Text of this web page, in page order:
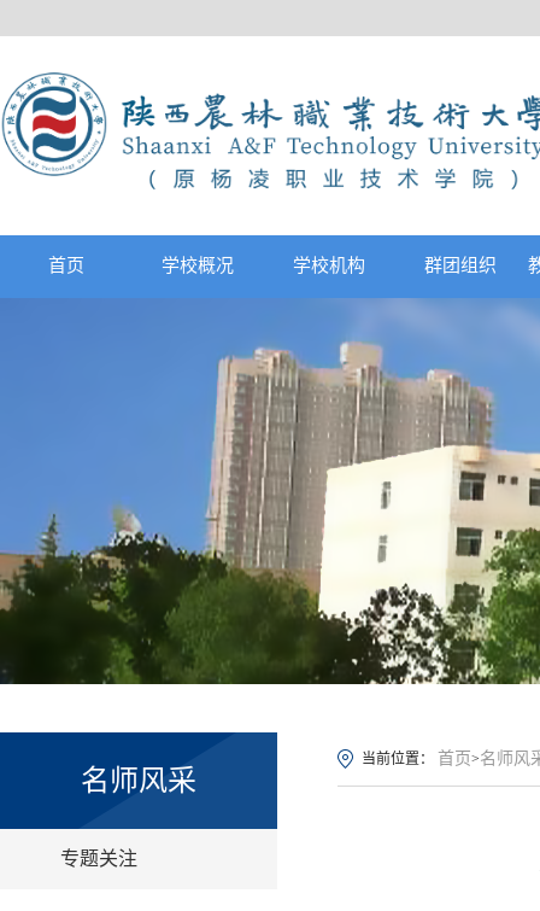
首页 学校概况 学校机构 群团组织
名师风采
专题关注
当前位置： 首页>名师风